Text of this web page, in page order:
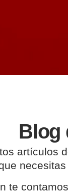
Blog
artículos
te